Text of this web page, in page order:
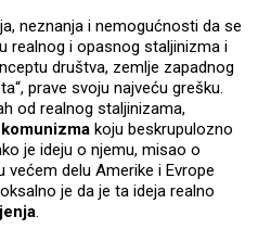
neznanja i nemogućnosti da se
realnog i opasnog staljinizma i
društva, zemlje zapadnog
prave svoju najveću grešku.
od realnog staljinizama,
koju beskrupulozno
je ideju o njemu, misao o
delu Amerike i Evrope
je da je ta ideja realno
.